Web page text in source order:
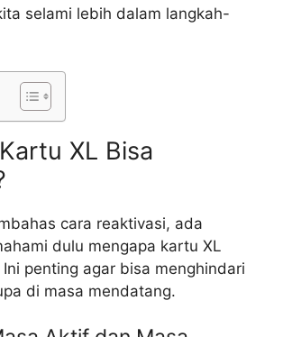
selami lebih dalam langkah-
XL Bisa
cara reaktivasi, ada
dulu mengapa kartu XL
penting agar bisa menghindari
di masa mendatang.